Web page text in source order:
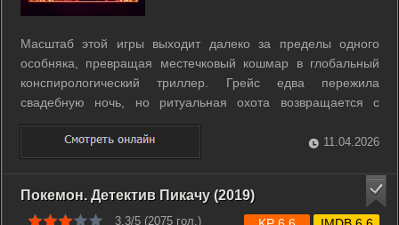
Масштаб этой игры выходит далеко за пределы одного
особняка, превращая местечковый кошмар в глобальный
конспирологический триллер. Грейс едва пережила
свадебную ночь, но ритуальная охота возвращается с
удвоенной силой. Теперь за ней и внезапно появившейся
сестрой Фейт охотятся четыре могущественных клана,
жаждущих абсолютной власти над миром. ...
11.04.2026
Покемон. Детектив Пикачу (2019)
3.3/5 (2075 гол.)